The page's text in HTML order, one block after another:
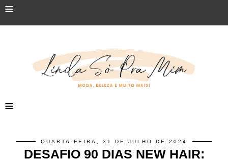
≡
≡
QUARTA-FEIRA, 31 DE JULHO DE 2024
DESAFIO 90 DIAS NEW HAIR: